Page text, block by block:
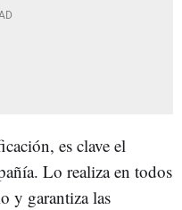
es clave el
Lo realiza en todos
y garantiza las